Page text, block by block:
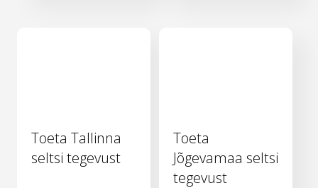
Toeta Tallinna
seltsi tegevust
Toeta
Jõgevamaa seltsi
tegevust